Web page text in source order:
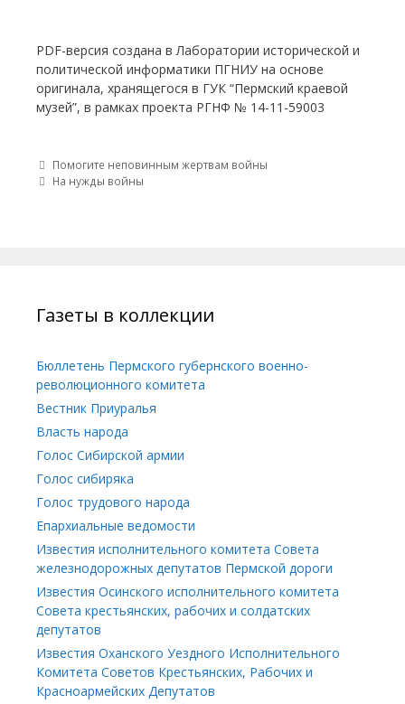
PDF-версия создана в Лаборатории исторической и
политической информатики ПГНИУ на основе
оригинала, хранящегося в ГУК “Пермский краевой
музей”, в рамках проекта РГНФ № 14-11-59003
Post navigation
Помогите неповинным жертвам войны
На нужды войны
Газеты в коллекции
Бюллетень Пермского губернского военно-
революционного комитета
Вестник Приуралья
Власть народа
Голос Сибирской армии
Голос сибиряка
Голос трудового народа
Епархиальные ведомости
Известия исполнительного комитета Совета
железнодорожных депутатов Пермской дороги
Известия Осинского исполнительного комитета
Совета крестьянских, рабочих и солдатских
депутатов
Известия Оханского Уездного Исполнительного
Комитета Советов Крестьянских, Рабочих и
Красноармейских Депутатов